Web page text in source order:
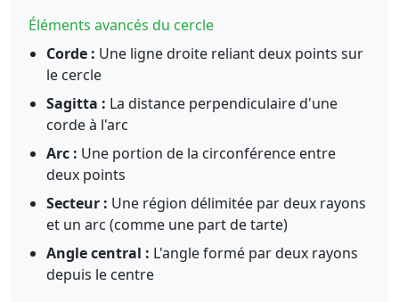
Éléments avancés du cercle
Corde : Une ligne droite reliant deux points sur
le cercle
Sagitta : La distance perpendiculaire d'une
corde à l'arc
Arc : Une portion de la circonférence entre
deux points
Secteur : Une région délimitée par deux rayons
et un arc (comme une part de tarte)
Angle central : L'angle formé par deux rayons
depuis le centre